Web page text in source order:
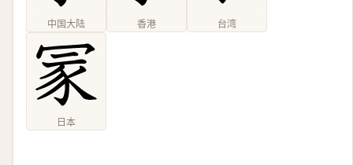
中国大陆 香港 台湾
日本